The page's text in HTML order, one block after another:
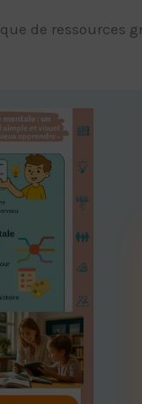
de ressources